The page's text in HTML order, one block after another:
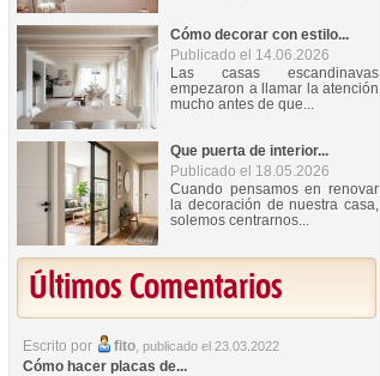
Cómo decorar con estilo...
Publicado el 14.06.2026
Las casas escandinavas
empezaron a llamar la atención
mucho antes de que...
Que puerta de interior...
Publicado el 18.05.2026
Cuando pensamos en renovar
la decoración de nuestra casa,
solemos centrarnos...
Últimos Comentarios
Escrito por fito, publicado el 23.03.2022
Cómo hacer placas de...